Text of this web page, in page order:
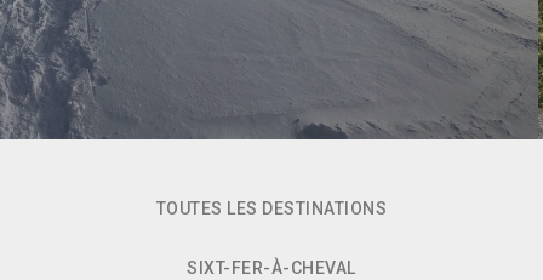
TOUTES LES DESTINATIONS
SIXT-FER-À-CHEVAL